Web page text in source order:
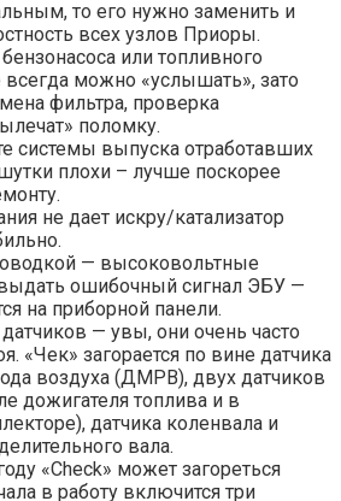
то его нужно заменить и
всех узлов Приоры.
или топливного
всегда можно «услышать», зато
фильтра, проверка
поломку.
системы выпуска отработавших
плохи – лучше поскорее
не дает искру/катализатор
— высоковольтные
ошибочный сигнал ЭБУ —
на приборной панели.
— увы, они очень часто
«Чек» загорается по вине датчика
воздуха (ДМРВ), двух датчиков
дожигателя топлива и в
датчика коленвала и
вала.
«Check» может загореться
в работу включится три